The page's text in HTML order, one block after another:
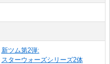
新ツム第2弾:
スターウォーズシリーズ2体